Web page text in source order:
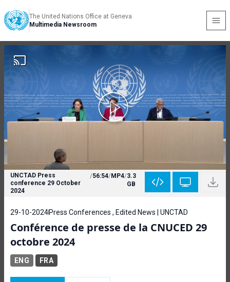
The United Nations Office at Geneva
Multimedia Newsroom
UNCTAD Press
conference 29 October
2024
/56:54/MP4/3.3
GB
29-10-2024Press Conferences , Edited News | UNCTAD
Conférence de presse de la CNUCED 29
octobre 2024
ENG FRA